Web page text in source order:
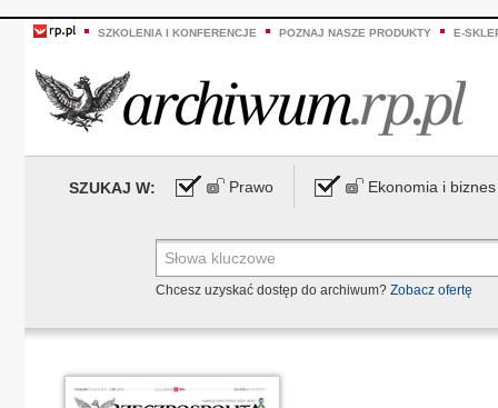
SZKOLENIA I KONFERENCJE POZNAJ NASZE PRODUKTY E-
SZUKAJ W: Prawo Ekonomia i biznes
Chcesz uzyskać dostęp do archiwum? Zobacz ofertę